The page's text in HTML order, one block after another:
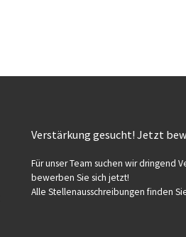
Verstärkung gesucht! Jetzt
Für unser Team suchen wir dringend
bewerben Sie sich jetzt!
Alle Stellenausschreibungen finden